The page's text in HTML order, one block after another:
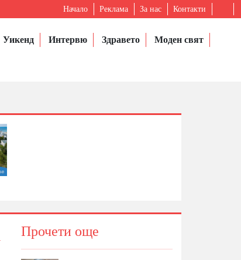
Начало Реклама За нас Контакти
Уикенд Интервю Здравето
Моден свят
Прочети още